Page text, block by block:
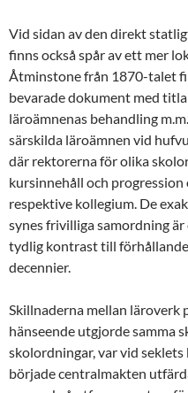
Vid sidan av den direkt
finns också spår av ett mer
Åtminstone från 1870-talet
bevarade dokument med
läroämnenas behandling
särskilda läroämnen vid
där rektorerna för olika
kursinnehåll och
respektive kollegium. De
synes frivilliga samordning
tydlig kontrast till
decennier.
Skillnaderna mellan läroverk
hänseende utgjorde samma
skolordningar, var vid
började centralmakten